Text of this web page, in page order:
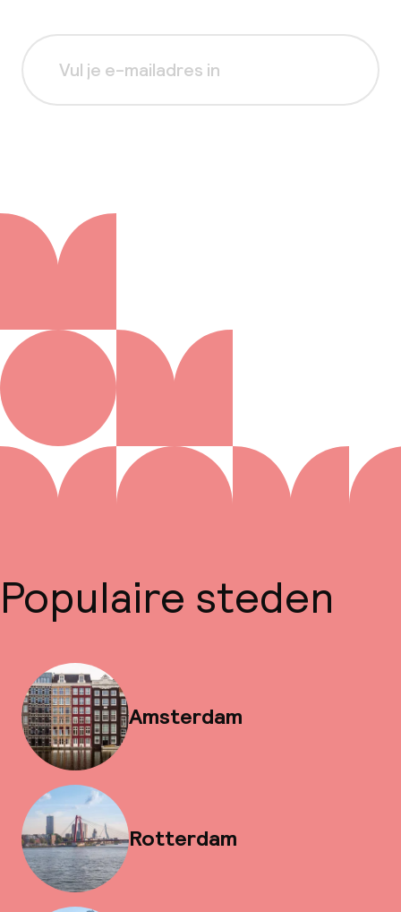
Populaire steden
Amsterdam
Rotterdam